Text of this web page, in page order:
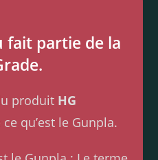
fait partie de la
produit HG
qu’est le Gunpla.